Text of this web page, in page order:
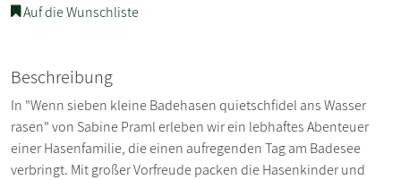
Auf die Wunschliste
Beschreibung
In "Wenn sieben kleine Badehasen quietschfidel ans Wasser
rasen" von Sabine Praml erleben wir ein lebhaftes Abenteuer
einer Hasenfamilie, die einen aufregenden Tag am Badesee
verbringt. Mit großer Vorfreude packen die Hasenkinder und